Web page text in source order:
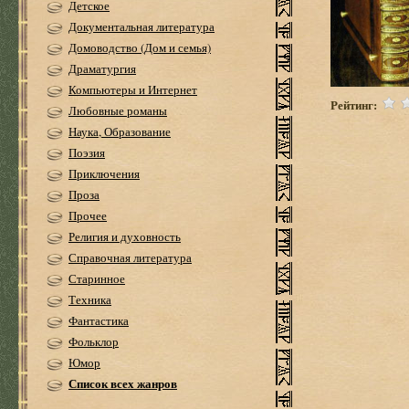
Детское
Документальная литература
Домоводство (Дом и семья)
Драматургия
Компьютеры и Интернет
Любовные романы
Наука, Образование
Поэзия
Приключения
Проза
Прочее
Религия и духовность
Справочная литература
Старинное
Техника
Фантастика
Фольклор
Юмор
Список всех жанров
Рейтинг: